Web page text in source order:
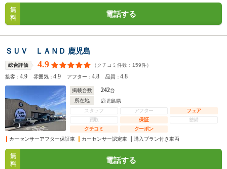
無
料
電話する
ＳＵＶ ＬＡＮＤ 鹿児島
総合評価 4.9 （クチコミ件数： 159件）
接客：4.9 雰囲気：4.9 アフター：4.8 品質：4.8
掲載台数 242台
所在地
鹿児島県
スタッフ
アフター
フェア
買取
保証
整備
クチコミ
クーポン
カーセンサーアフター保証車
カーセンサー認定車 購入プラン付き車両
無
料
電話する